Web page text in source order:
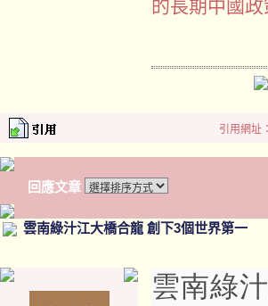
的長期中國政
引用網址
回應文章
雲南綠汁江大橋合龍 創下3個世界第一
雲南綠